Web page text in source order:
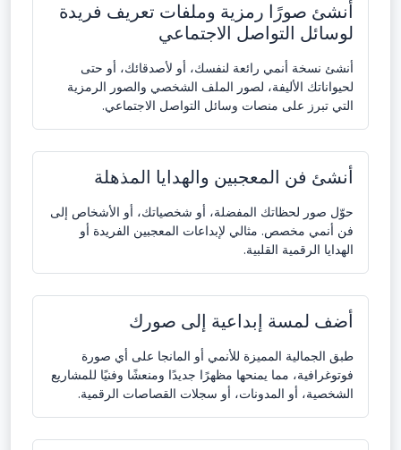
أنشئ صورًا رمزية وملفات تعريف فريدة
لوسائل التواصل الاجتماعي
أنشئ نسخة أنمي رائعة لنفسك، أو لأصدقائك، أو حتى
لحيواناتك الأليفة، لصور الملف الشخصي والصور الرمزية
التي تبرز على منصات وسائل التواصل الاجتماعي.
أنشئ فن المعجبين والهدايا المذهلة
حوّل صور لحظاتك المفضلة، أو شخصياتك، أو الأشخاص إلى
فن أنمي مخصص. مثالي لإبداعات المعجبين الفريدة أو
الهدايا الرقمية القلبية.
أضف لمسة إبداعية إلى صورك
طبق الجمالية المميزة للأنمي أو المانجا على أي صورة
فوتوغرافية، مما يمنحها مظهرًا جديدًا ومنعشًا وفنيًا للمشاريع
الشخصية، أو المدونات، أو سجلات القصاصات الرقمية.